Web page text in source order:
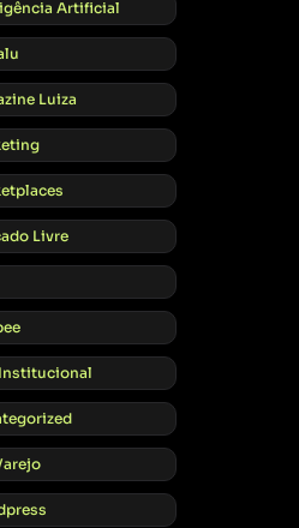
Artificial
Luiza
Livre